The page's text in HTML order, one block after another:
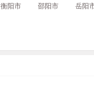
衡阳市 邵阳市 岳阳